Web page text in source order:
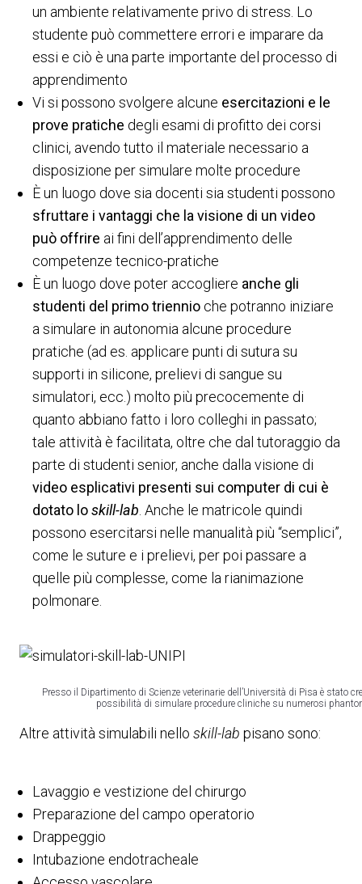
un ambiente relativamente privo di stress. Lo
studente può commettere errori e imparare da
essi e ciò è una parte importante del processo di
apprendimento
Vi si possono svolgere alcune esercitazioni e le
prove pratiche degli esami di profitto dei corsi
clinici, avendo tutto il materiale necessario a
disposizione per simulare molte procedure
È un luogo dove sia docenti sia studenti possono
sfruttare i vantaggi che la visione di un video
può offrire ai fini dell’apprendimento delle
competenze tecnico-pratiche
È un luogo dove poter accogliere anche gli
studenti del primo triennio che potranno iniziare
a simulare in autonomia alcune procedure
pratiche (ad es. applicare punti di sutura su
supporti in silicone, prelievi di sangue su
simulatori, ecc.) molto più precocemente di
quanto abbiano fatto i loro colleghi in passato;
tale attività è facilitata, oltre che dal tutoraggio da
parte di studenti senior, anche dalla visione di
video esplicativi presenti sui computer di cui è
dotato loskill-lab. Anche le matricole quindi
possono esercitarsi nelle manualità più “semplici”,
come le suture e i prelievi, per poi passare a
quelle più complesse, come la rianimazione
polmonare.
Presso il Dipartimento di Scienze veterinarie dell’Università di Pisa è stato
possibilità di simulare procedure cliniche su numerosi
Altre attività simulabili nello skill-lab pisano sono:
Lavaggio e vestizione del chirurgo
Preparazione del campo operatorio
Drappeggio
Intubazione endotracheale